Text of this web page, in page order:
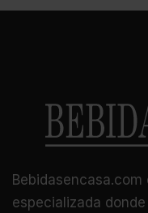
especializada